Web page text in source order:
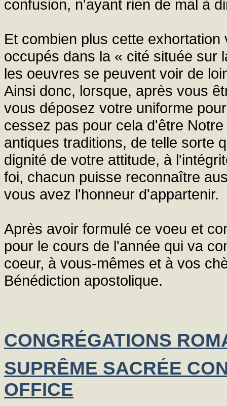
confusion, n'ayant rien de mal à
Et combien plus cette
occupés dans la « cité située sur
les oeuvres se peuvent voir de
Ainsi donc, lorsque, après vous
vous déposez votre uniforme
cessez pas pour cela d'être
antiques traditions, de telle sorte
dignité de votre attitude, à
foi, chacun puisse reconnaître
vous avez l'honneur d'appartenir.
Après avoir formulé ce voeu et
pour le cours de l'année qui va
coeur, à vous-mêmes et à vos
Bénédiction apostolique.
CONGRÉGATIONS
SUPRÊME SACRÉE
OFFICE